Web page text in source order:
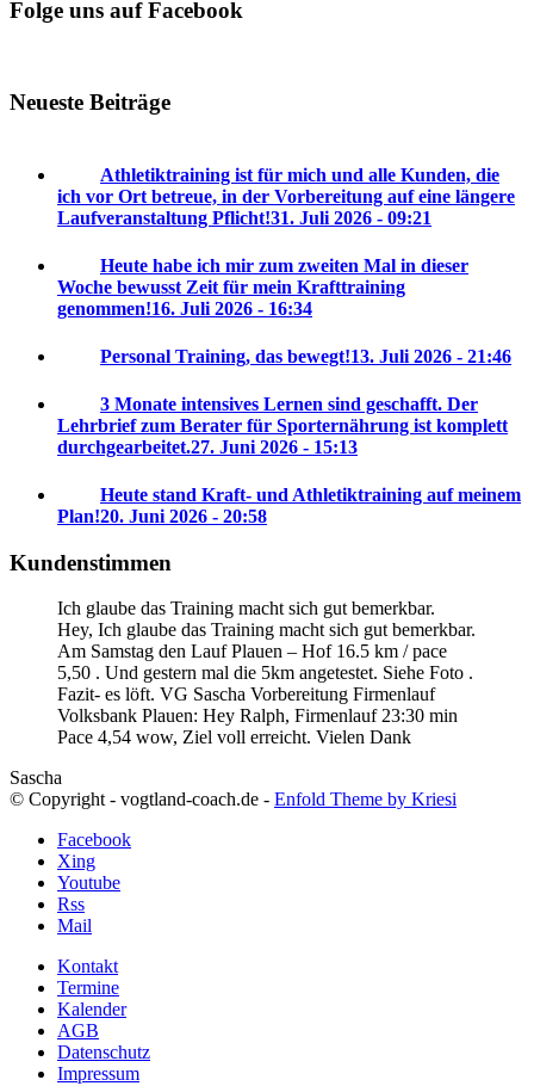
Folge uns auf Facebook
Neueste Beiträge
Athletiktraining ist für mich und alle Kunden, die
ich vor Ort betreue, in der Vorbereitung auf eine längere
Laufveranstaltung Pflicht!31. Juli 2026 - 09:21
Heute habe ich mir zum zweiten Mal in dieser
Woche bewusst Zeit für mein Krafttraining
genommen!16. Juli 2026 - 16:34
Personal Training, das bewegt!13. Juli 2026 - 21:46
3 Monate intensives Lernen sind geschafft. Der
Lehrbrief zum Berater für Sporternährung ist komplett
durchgearbeitet.27. Juni 2026 - 15:13
Heute stand Kraft- und Athletiktraining auf meinem
Plan!20. Juni 2026 - 20:58
Kundenstimmen
Ich glaube das Training macht sich gut bemerkbar.
Hey, Ich glaube das Training macht sich gut bemerkbar.
Am Samstag den Lauf Plauen – Hof 16.5 km / pace
5,50 . Und gestern mal die 5km angetestet. Siehe Foto .
Fazit- es löft. VG Sascha Vorbereitung Firmenlauf
Volksbank Plauen: Hey Ralph, Firmenlauf 23:30 min
Pace 4,54 wow, Ziel voll erreicht. Vielen Dank
Sascha
© Copyright - vogtland-coach.de - Enfold Theme by Kriesi
Facebook
Xing
Youtube
Rss
Mail
Kontakt
Termine
Kalender
AGB
Datenschutz
Impressum